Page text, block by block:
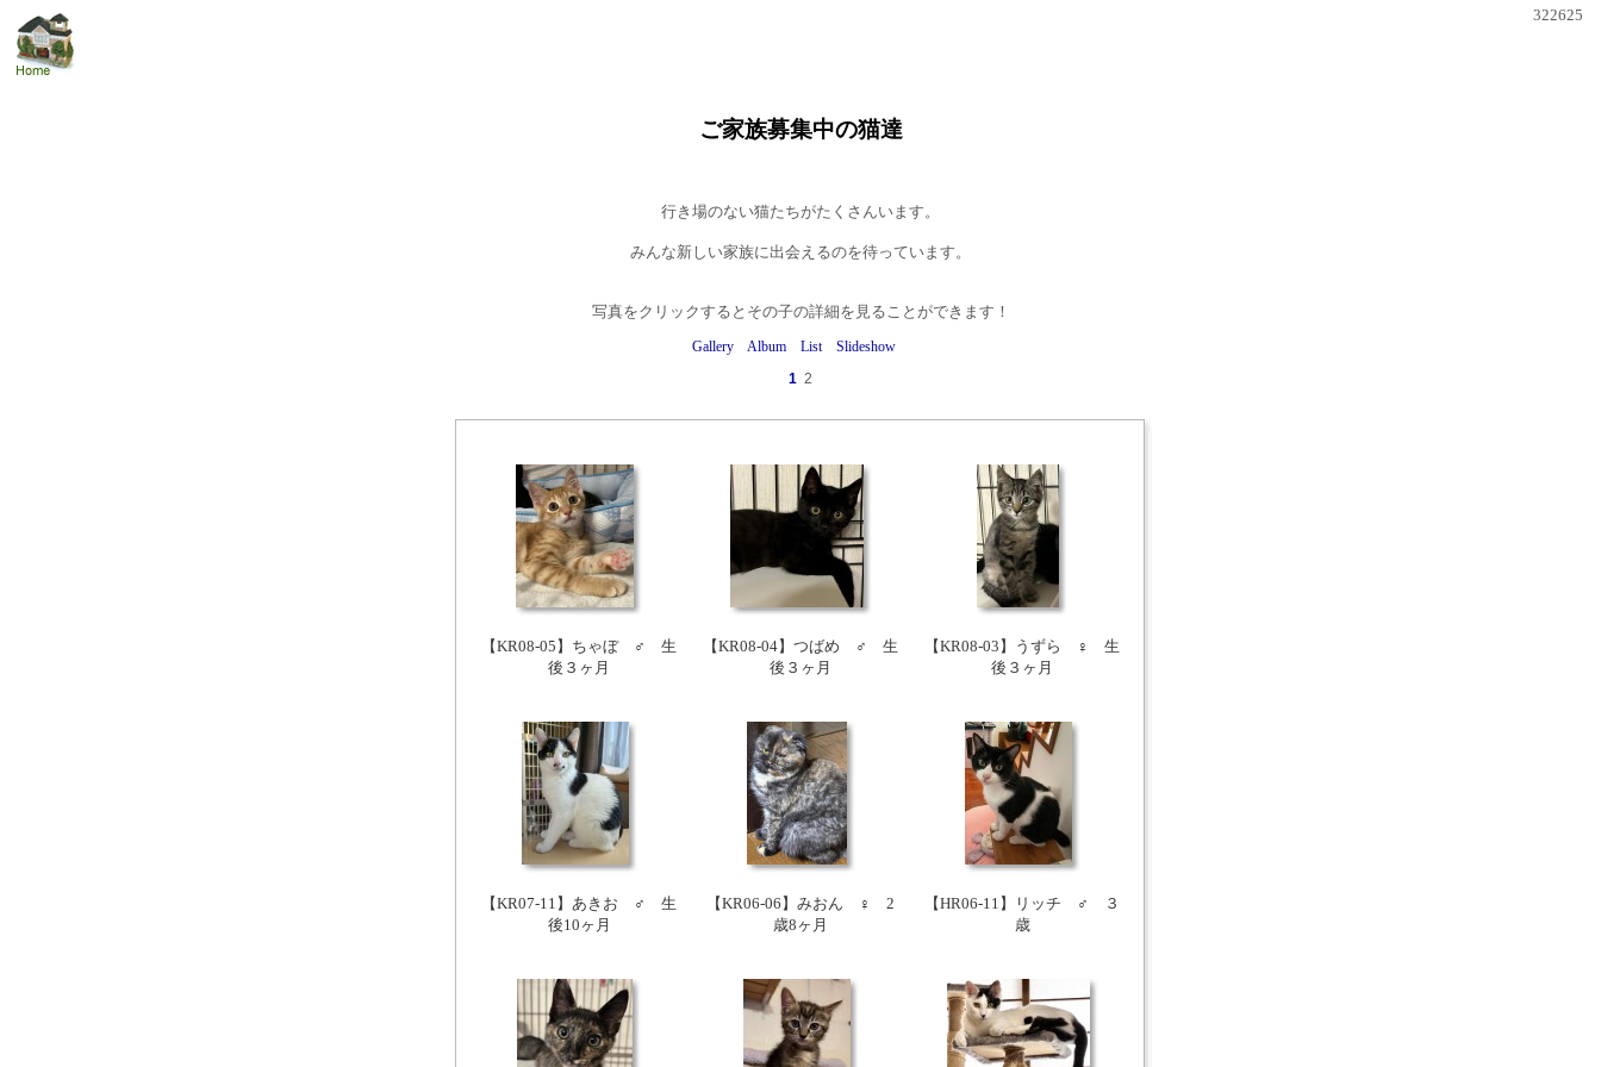
322625
ご家族募集中の猫達
行き場のない猫たちがたくさんいます。
みんな新しい家族に出会えるのを待っています。
写真をクリックするとその子の詳細を見ることができます！
Gallery Album List
Slideshow
1 2
【KR08-05】ちゃぼ ♂ 生
後３ヶ月
【KR08-04】つばめ ♂ 生
後３ヶ月
【KR08-03】うずら ♀ 生
後３ヶ月
【KR07-11】あきお ♂ 生
後10ヶ月
【KR06-06】みおん ♀ 2
歳8ヶ月
【HR06-11】リッチ ♂ ３
歳